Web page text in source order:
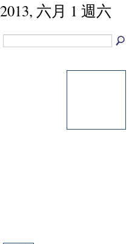
2013, 六月 1 週六